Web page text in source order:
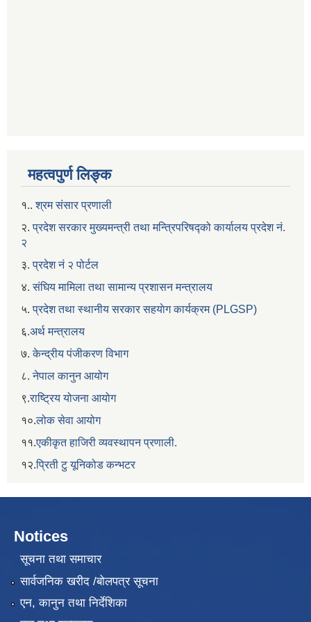
महत्वपुर्ण लिङ्क
१..श्रम संसार प्रणाली
२. प्रदेश सरकार मुख्यमन्त्री तथा मन्त्रिपरिषद्को कार्यालय प्रदेश नं.
२
३.प्रदेश नं २ पोर्टल
४.संघिय मामिला तथा सामान्य प्रशासन मन्त्रालय
५.प्रदेश तथा स्थानीय सरकार सहयाेग कार्यक्रम (PLGSP)
६.अर्थ मन्त्रालय
७.केन्द्रीय पंजीकरण विभाग
८.नेपाल कानुन आयोग
९.राष्ट्रिय योजना आयोग
१०.लोक सेवा आयोग
११.एकीकृत हाजिरी व्यवस्थापन प्रणाली.
१२.प्रिती टु यूनिकोड कन्भटर
Notices
सूचना तथा समाचार
सार्वजनिक खरीद /बोलपत्र सूचना
एन, कानुन तथा निर्देशिका